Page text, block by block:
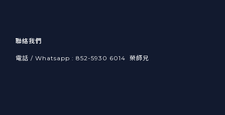
聯絡我們
電話 / Whatsapp : 852-5930 6014 榮師兄